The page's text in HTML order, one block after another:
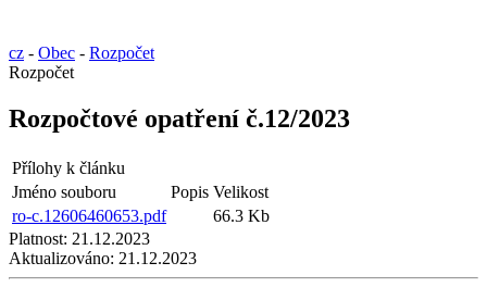
cz - Obec - Rozpočet
Rozpočet
Rozpočtové opatření č.12/2023
Přílohy k článku
Jméno souboru
Popis Velikost
ro-c.12606460653.pdf
66.3 Kb
Platnost: 21.12.2023
Aktualizováno: 21.12.2023